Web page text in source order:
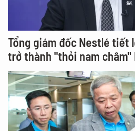
Tổng giám đốc Nestlé tiết
trở thành "thỏi nam châm"